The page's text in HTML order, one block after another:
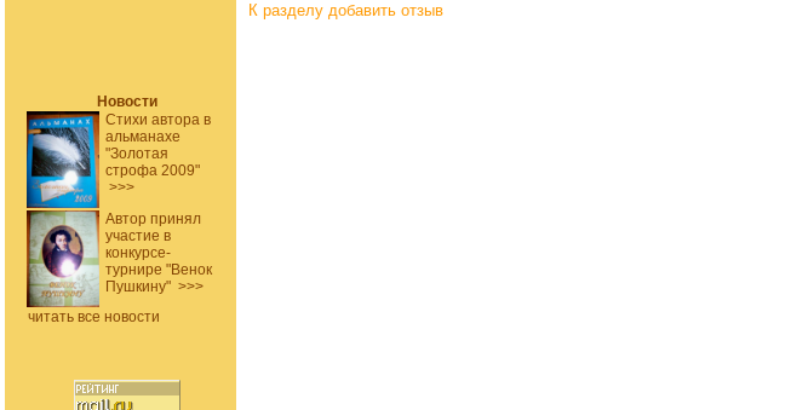
Новости
Стихи автора в
альманахе
"Золотая
строфа 2009"
>>>
Автор принял
участие в
конкурсе-
турнире "Венок
Пушкину" >>>
читать все новости
К разделу добавить отзыв